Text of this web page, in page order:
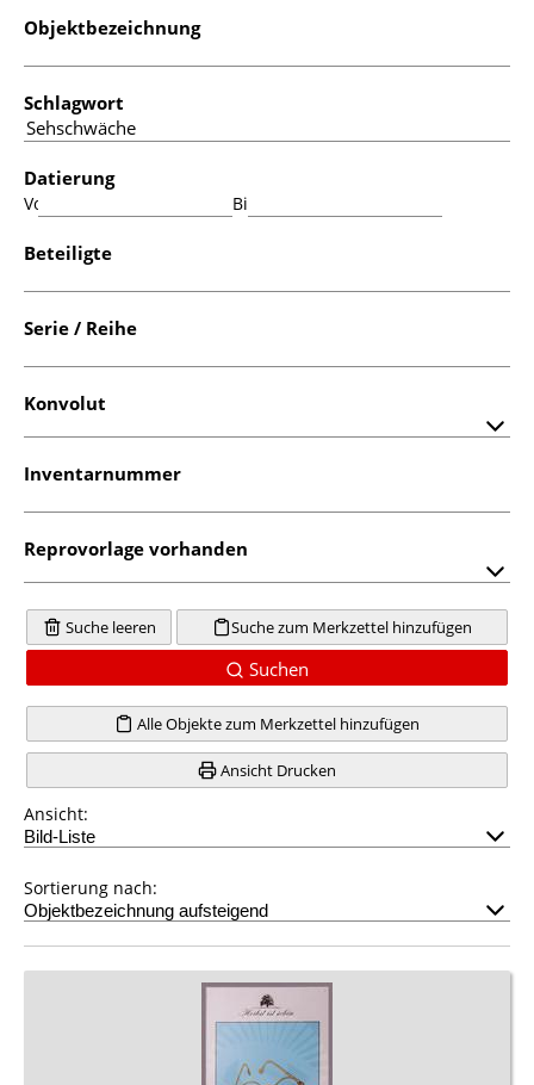
Objektbezeichnung
Schlagwort
Datierung
Von: Bis:
Beteiligte
Serie / Reihe
Konvolut
Inventarnummer
Reprovorlage vorhanden
Suche leeren Suche zum Merkzettel hinzufügen
Suchen
Alle Objekte zum Merkzettel hinzufügen
Ansicht Drucken
Ansicht:
Sortierung nach: